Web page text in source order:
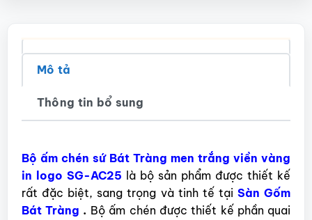
Mô tả
Thông tin bổ sung
Bộ ấm chén sứ Bát Tràng men trắng viền vàng
in logo SG-AC25 là bộ sản phẩm được thiết kế
rất đặc biệt, sang trọng và tinh tế tạiSàn Gốm
Bát Tràng . Bộ ấm chén được thiết kế phần quai